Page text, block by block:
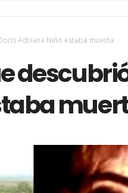
Adriana Niño estaba muerta